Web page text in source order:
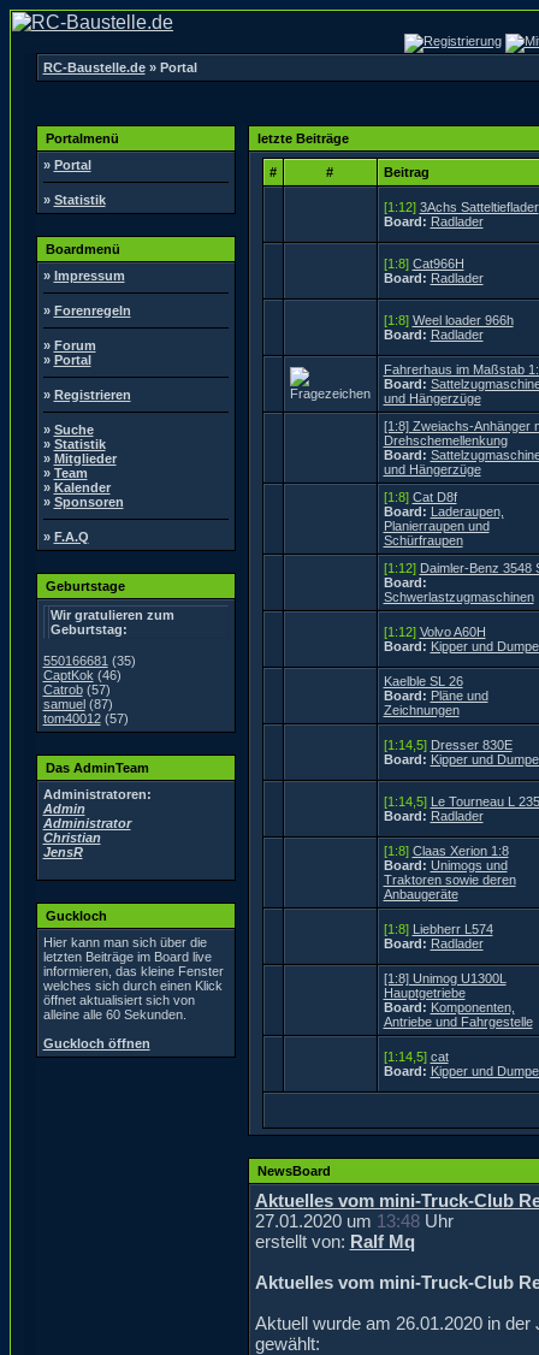
RC-Baustelle.de» Portal
Portalmenü
» Portal
» Statistik
Boardmenü
» Impressum
» Forenregeln
» Forum
» Portal
» Registrieren
» Suche
» Statistik
» Mitglieder
» Team
» Kalender
» Sponsoren
» F.A.Q
Geburtstage
Wir gratulieren zum
Geburtstag:
550166681 (35)
CaptKok (46)
Catrob(57)
samuel(87)
tom40012(57)
Das AdminTeam
Administratoren:
Admin
Administrator
Christian
JensR
Guckloch
Hier kann man sich über die
letzten Beiträge im Board live
informieren, das kleine Fenster
welches sich durch einen Klick
öffnet aktualisiert sich von
alleine alle 60 Sekunden.
Guckloch öffnen
letzte Beiträge
# # Beitrag
[1:12] 3Achs Satteltieflader
Board: Radlader
[1:8] Cat966H
Board: Radlader
[1:8] Weel loader 966h
Board: Radlader
Fahrerhaus im Maßstab
Board:
und Hängerzüge
[1:8] Zweiachs-Anhänger
Drehschemellenkung
Board:
und Hängerzüge
[1:8] Cat D8f
Board: Laderaupen,
Planierraupen und
Schürfraupen
[1:12] Daimler-Benz 3548
Board:
Schwerlastzugmaschinen
[1:12] Volvo A60H
Board: Kipper und
Kaelble SL 26
Board: Pläne und
Zeichnungen
[1:14,5] Dresser 830E
Board: Kipper und
[1:14,5] Le Tourneau L
Board: Radlader
[1:8] Claas Xerion 1:8
Board: Unimogs und
Traktoren sowie deren
Anbaugeräte
[1:8] Liebherr L574
Board: Radlader
[1:8] Unimog U1300L
Hauptgetriebe
Board: Komponenten,
Antriebe und Fahrgestelle
[1:14,5] cat
Board: Kipper und
NewsBoard
Aktuelles vom mini-Truck-Club
27.01.2020 um 13:48Uhr
erstellt von: Ralf Mq
Aktuelles vom mini-Truck-Club
Aktuell wurde am 26.01.2020 in
gewählt: